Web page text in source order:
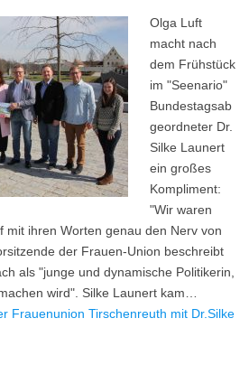
Olga Luft
macht nach
dem Frühstück
im "Seenario"
Bundestagsab
geordneter Dr.
Silke Launert
ein großes
Kompliment:
"Wir waren
mit ihren Worten genau den Nerv von
der Frauen-Union beschreibt
als "junge und dynamische Politikerin,
wird". Silke Launert kam…
Frauenunion Tirschenreuth mit Dr.Silke